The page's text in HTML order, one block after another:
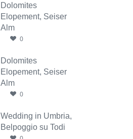
Dolomites
Elopement, Seiser
Alm
0
Dolomites
Elopement, Seiser
Alm
0
Wedding in Umbria,
Belpoggio su Todi